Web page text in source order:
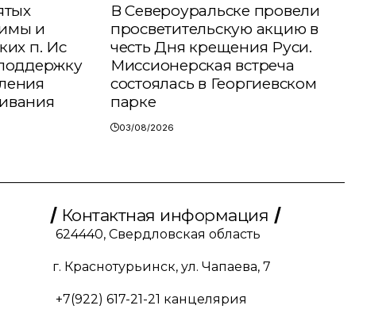
и
п. Ис
В Североуральске провели
просветительскую акцию в
честь Дня крещения Руси.
Миссионерская встреча
состоялась в Георгиевском
парке
03/08/2026
Контактная информация
624440, Свердловская область
г. Краснотурьинск, ул. Чапаева, 7
+7(922) 617-21-21 канцелярия